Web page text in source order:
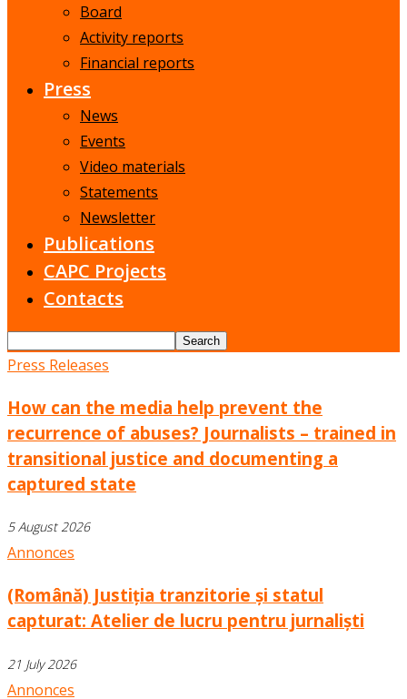
Board
Activity reports
Financial reports
Press
News
Events
Video materials
Statements
Newsletter
Publications
CAPC Projects
Contacts
Press Releases
How can the media help prevent the
recurrence of abuses? Journalists – trained in
transitional justice and documenting a
captured state
5 August 2026
Annonces
(Română) Justiția tranzitorie și statul
capturat: Atelier de lucru pentru jurnaliști
21 July 2026
Annonces